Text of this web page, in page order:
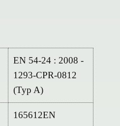
EN 54-24 : 2008 -
1293-CPR-0812
(Typ A)
165612EN